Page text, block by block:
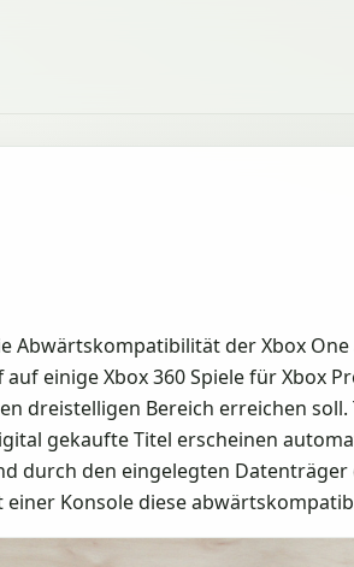
Abwärtskompatibilität der Xbox
einige Xbox 360 Spiele für Xbox
dreistelligen Bereich erreichen
gekaufte Titel erscheinen
durch den eingelegten
Konsole diese